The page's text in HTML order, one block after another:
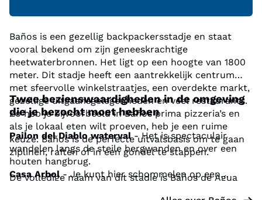
Baños is een gezellig backpackersstadje en staat
vooral bekend om zijn geneeskrachtige
heetwaterbronnen. Het ligt op een hoogte van 1800
meter. Dit stadje heeft een aantrekkelijk centrum
met sfeervolle winkelstraatjes, een overdekte markt,
gezellige uitgaansgelegenheden en veel restaurants.
Zo heb je bijvoorbeeld in Baños prima pizzeria’s en
als je lokaal eten wilt proeven, heb je een ruime
keuze. Baños is de perfecte uitvalsbasis om te gaan
ziplinen, raften of in een gondel te stappen.
De volledige naam van dit stadje is Baños de Agua
Twee bezienswaardigheden in de omgeving
die je bezocht moet hebben
Pailon del Diablo waterval- Het is spectaculair
wandelen langs de steile bergwanden en over een
houten hangbrug.
Casa Arbol- Je kunt hier schommelen op een